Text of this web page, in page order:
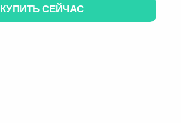
КУПИТЬ СЕЙЧАС